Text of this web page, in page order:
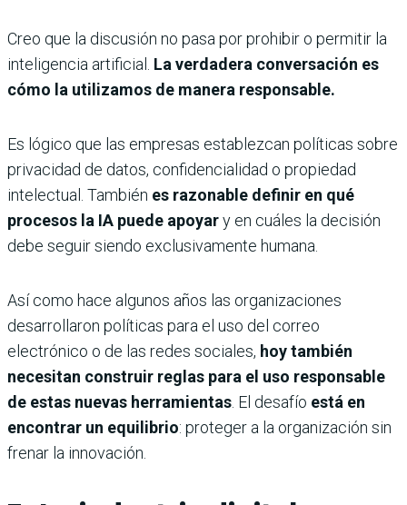
Creo que la discusión no pasa por prohibir o permitir la
inteligencia artificial. La verdadera conversación es
cómo la utilizamos de manera responsable.
Es lógico que las empresas establezcan políticas sobre
privacidad de datos, confidencialidad o propiedad
intelectual. También es razonable definir en qué
procesos la IA puede apoyary en cuáles la decisión
debe seguir siendo exclusivamente humana.
Así como hace algunos años las organizaciones
desarrollaron políticas para el uso del correo
electrónico o de las redes sociales, hoy también
necesitan construir reglas para el uso responsable
de estas nuevas herramientas. El desafío está en
encontrar un equilibrio: proteger a la organización sin
frenar la innovación.